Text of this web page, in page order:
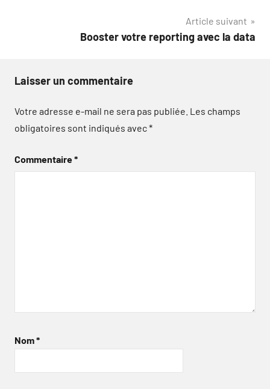
Article suivant
Booster votre reporting avec la data
Laisser un commentaire
Votre adresse e-mail ne sera pas publiée. Les champs
obligatoires sont indiqués avec*
Commentaire*
Nom*